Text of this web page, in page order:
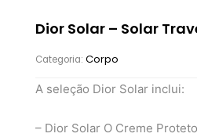
Dior Solar – Solar
Categoria: Corpo
A seleção Dior Solar inclui:
– Dior Solar O Creme